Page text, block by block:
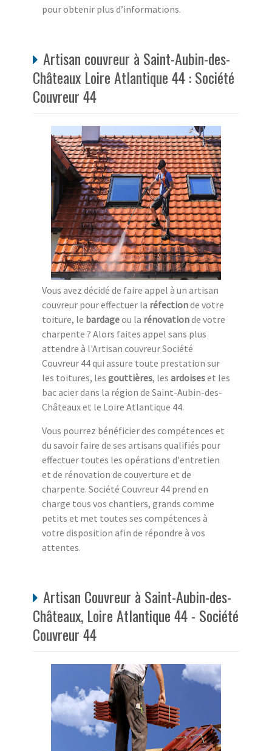
pour obtenir plus d’informations.
Artisan couvreur à Saint-Aubin-des-
Châteaux Loire Atlantique 44 : Société
Couvreur 44
Vous avez décidé de faire appel à un artisan
couvreur pour effectuer la réfectionde votre
toiture, le bardageou la rénovationde votre
charpente ? Alors faites appel sans plus
attendre à l'Artisan couvreur Société
Couvreur 44 qui assure toute prestation sur
les toitures, les gouttières, les ardoiseset les
bac acier dans la région de Saint-Aubin-des-
Châteaux et le Loire Atlantique 44.
Vous pourrez bénéficier des compétences et
du savoir faire de ses artisans qualifiés pour
effectuer toutes les opérations d'entretien
et de rénovation de couverture et de
charpente. Société Couvreur 44 prend en
charge tous vos chantiers, grands comme
petits et met toutes ses compétences à
votre disposition afin de répondre à vos
attentes.
Artisan Couvreur à Saint-Aubin-des-
Châteaux, Loire Atlantique 44 - Société
Couvreur 44